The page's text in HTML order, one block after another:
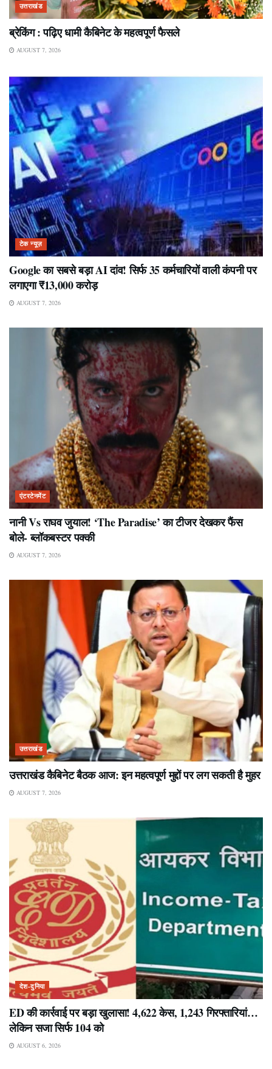
उत्तराखंड
ब्रेकिंग : पढ़िए धामी कैबिनेट के महत्वपूर्ण फैसले
AUGUST 7, 2026
टेक न्यूज़
Google का सबसे बड़ा AI दांव! सिर्फ 35 कर्मचारियों वाली कंपनी पर
लगाएगा ₹13,000 करोड़
AUGUST 7, 2026
एंटरटेनमेंट
नानी Vs राघव जुयाल! ‘The Paradise’ का टीजर देखकर फैंस
बोले- ब्लॉकबस्टर पक्की
AUGUST 7, 2026
उत्तराखंड
उत्तराखंड कैबिनेट बैठक आज: इन महत्वपूर्ण मुद्दों पर लग सकती है मुहर
AUGUST 7, 2026
देश-दुनिया
ED की कार्रवाई पर बड़ा खुलासा! 4,622 केस, 1,243 गिरफ्तारियां…
लेकिन सजा सिर्फ 104 को
AUGUST 6, 2026